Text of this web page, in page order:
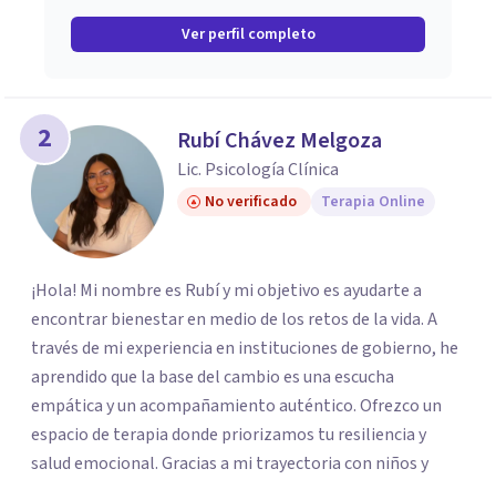
Ver perfil completo
2 Rubí Chávez Melgoza
Lic. Psicología Clínica
No verificado Terapia Online
¡Hola! Mi nombre es Rubí y mi objetivo es ayudarte a
encontrar bienestar en medio de los retos de la vida. A
través de mi experiencia en instituciones de gobierno, he
aprendido que la base del cambio es una escucha
empática y un acompañamiento auténtico. ​Ofrezco un
espacio de terapia donde priorizamos tu resiliencia y
salud emocional. Gracias a mi trayectoria con niños y